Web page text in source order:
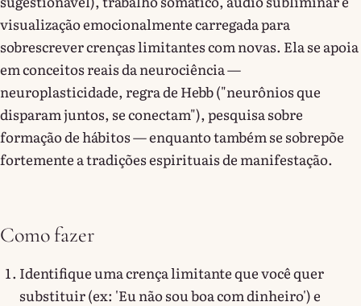
visualização emocionalmente carregada para
sobrescrever crenças limitantes com novas. Ela se apoia
em conceitos reais da neurociência —
neuroplasticidade, regra de Hebb ("neurônios que
disparam juntos, se conectam"), pesquisa sobre
formação de hábitos — enquanto também se sobrepõe
fortemente a tradições espirituais de manifestação.
Como fazer
Identifique uma crença limitante que você quer
substituir (ex: 'Eu não sou boa com dinheiro') e